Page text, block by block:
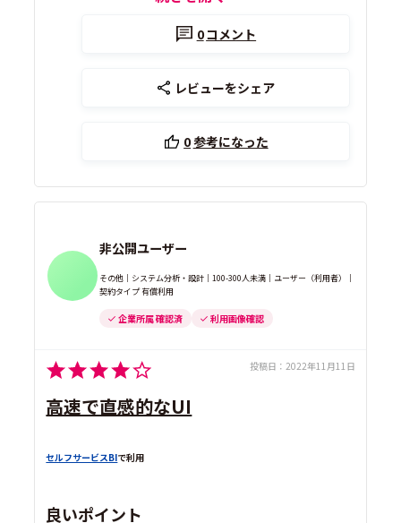
0コメント
レビューをシェア
0参考になった
非公開ユーザー
その他｜システム分析・設計｜100-300人未満｜ユーザー（利用者）｜
契約タイプ 有償利用
企業所属 確認済 利用画像確認
投稿日： 2022年11月11日
高速で直感的なUI
セルフサービスBIで利用
良いポイント